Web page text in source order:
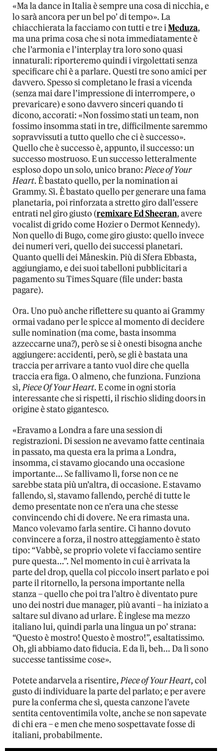
«Ma la dance in Italia è sempre una cosa di nicchia, e
lo sarà ancora per un bel po’ di tempo». La
chiacchierata la facciamo con tutti e tre iMeduza,
ma una prima cosa che si nota immediatamente è
che l’armonia e l’interplay tra loro sono quasi
innaturali: riporteremo quindi i virgolettati senza
specificare chi è a parlare. Questi tre sono amici per
davvero. Spesso si completano le frasi a vicenda
(senza mai dare l’impressione di interrompere, o
prevaricare) e sono davvero sinceri quando ti
dicono, accorati: «Non fossimo stati un team, non
fossimo insomma stati in tre, difficilmente saremmo
sopravvissuti a tutto quello che ci è successo».
Quello che è successo è, appunto, il successo: un
successo mostruoso. E un successo letteralmente
esploso dopo un solo, unico brano:Piece of Your
Heart. È bastato quello, per la nomination ai
Grammy. Sì. È bastato quello per generare una fama
planetaria, poi rinforzata a stretto giro dall’essere
entrati nel giro giusto (remixare Ed Sheeran, avere
vocalist di grido come Hozier o Dermot Kennedy).
Non quello di Bugo, come giro giusto: quello invece
dei numeri veri, quello dei successi planetari.
Quanto quelli dei Måneskin. Più di Sfera Ebbasta,
aggiungiamo, e dei suoi tabelloni pubblicitari a
pagamento su Times Square (file under: basta
pagare).
Ora. Uno può anche riflettere su quanto ai Grammy
ormai vadano per le spicce al momento di decidere
sulle nomination (ma come, basta insomma
azzeccarne una?), però se si è onesti bisogna anche
aggiungere: accidenti, però, se gli è bastata una
traccia per arrivare a tanto vuol dire che quella
traccia era figa. O almeno, che funziona. Funziona
sì,Piece Of Your Heart. E come in ogni storia
interessante che si rispetti, il rischio sliding doors in
origine è stato gigantesco.
«Eravamo a Londra a fare una session di
registrazioni. Di session ne avevamo fatte centinaia
in passato, ma questa era la prima a Londra,
insomma, ci stavamo giocando una occasione
importante… Se fallivamo lì, forse non ce ne
sarebbe stata più un’altra, di occasione. E stavamo
fallendo, sì, stavamo fallendo, perché di tutte le
demo presentate non ce n’era una che stesse
convincendo chi di dovere. Ne era rimasta una.
Manco volevamo farla sentire. Ci hanno dovuto
convincere a forza, il nostro atteggiamento è stato
tipo: “Vabbè, se proprio volete vi facciamo sentire
pure questa…”. Nel momento in cui è arrivata la
parte del drop, quella col piccolo insert parlato e poi
parte il ritornello, la persona importante nella
stanza – quello che poi tra l’altro è diventato pure
uno dei nostri due manager, più avanti – ha iniziato a
saltare sul divano ad urlare. È inglese ma mezzo
italiano lui, quindi parla una lingua un po’ strana:
“Questo è mostro! Questo è mostro!”, esaltatissimo.
Oh, gli abbiamo dato fiducia. E da lì, beh… Da lì sono
successe tantissime cose».
Potete andarvela a risentire,Piece of Your Heart, col
gusto di individuare la parte del parlato; e per avere
pure la conferma che sì, questa canzone l’avete
sentita centoventimila volte, anche se non sapevate
di chi era – e men che meno sospettavate fosse di
italiani, probabilmente.